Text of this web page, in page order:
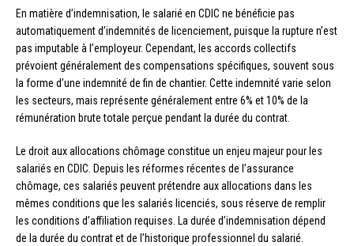
En matière d’indemnisation, le salarié en CDIC ne bénéficie pas
automatiquement d’indemnités de licenciement, puisque la rupture n’est
pas imputable à l’employeur. Cependant, les accords collectifs
prévoient généralement des compensations spécifiques, souvent sous
la forme d’une indemnité de fin de chantier. Cette indemnité varie selon
les secteurs, mais représente généralement entre 6% et 10% de la
rémunération brute totale perçue pendant la durée du contrat.
Le droit aux allocations chômage constitue un enjeu majeur pour les
salariés en CDIC. Depuis les réformes récentes de l’assurance
chômage, ces salariés peuvent prétendre aux allocations dans les
mêmes conditions que les salariés licenciés, sous réserve de remplir
les conditions d’affiliation requises. La durée d’indemnisation dépend
de la durée du contrat et de l’historique professionnel du salarié.